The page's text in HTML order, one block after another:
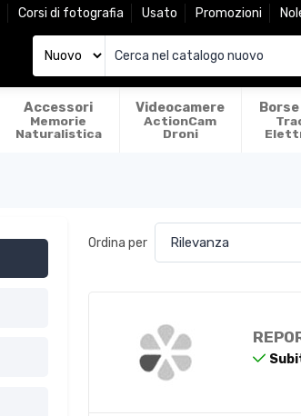
Corsi di fotografia Usato Promozioni
Accessori
Memorie
Naturalistica
Videocamere
ActionCam
Droni
Ordina per